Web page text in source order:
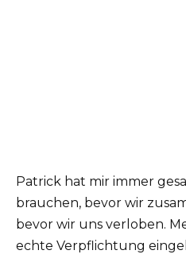
Patrick hat mir immer
brauchen, bevor wir
bevor wir uns verloben.
echte Verpflichtung